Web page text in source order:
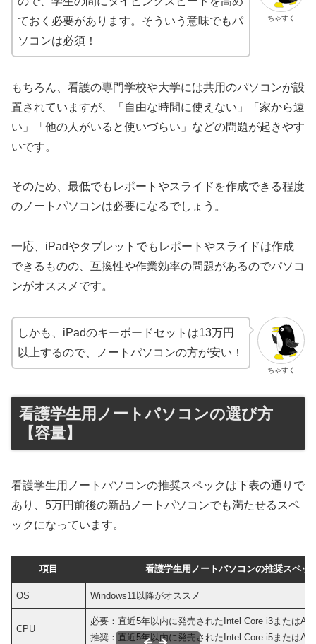
ちゃすく
ておく必要があります。そういう意味でもパ
ソコンは必須！
もちろん、看護の専門学校や大学には共用のパソコンが設
置されていますが、「自由な時間に使えない」「家から遠
い」「他の人がいると使いづらい」などの問題が起きやす
いです。
そのため、最低でもレポートやスライドを作成できる程度
のノートパソコンは必要になるでしょう。
一応、iPadやタブレットでもレポートやスライドは作成
できるものの、互換性や作業効率の問題があるのでパソコ
ンがオススメです。
ちゃすく
しかも、iPadのキーボードセットは13万円
以上するので、ノートパソコンの方が安い！
看護学生用ノートパソコンの選び方
【容量】
看護学生用ノートパソコンの推奨スペックは下表の通りで
あり、5万円前後の新品ノートパソコンでも満たせるスペ
ックになっています。
項目 看護学生用ノートパソコンの推奨スペッ
OS Windows11以降がオススメ
CPU
必要：直近5年以内に発売されたIntel Core i3または
推奨：直近5年以内に発売されたIntel Core i5または